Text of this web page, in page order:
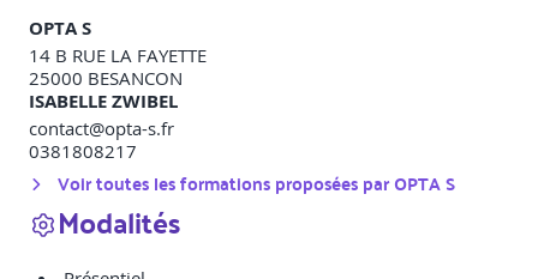
OPTA S
14 B RUE LA FAYETTE
25000 BESANCON
ISABELLE ZWIBEL
contact@opta-s.fr
0381808217
Voir toutes les formations proposées parOPTA S
Modalités